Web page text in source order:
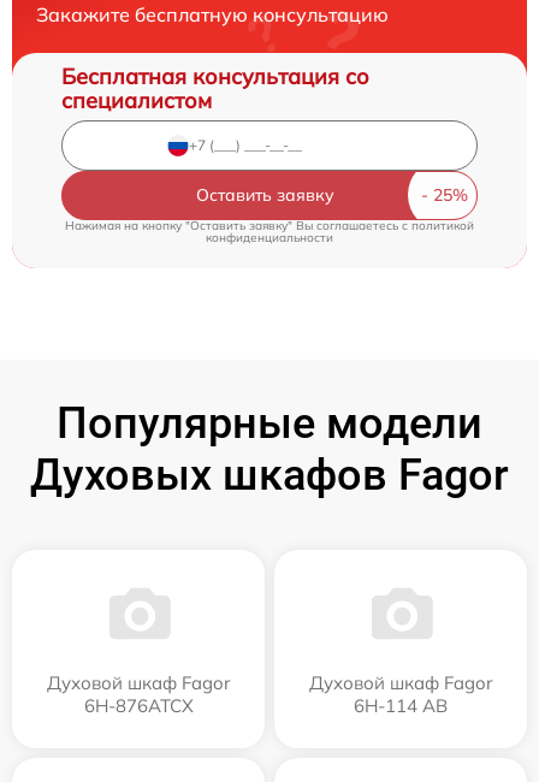
Закажите бесплатную консультацию
Бесплатная консультация со
специалистом
Оставить заявку
Нажимая на кнопку "Оставить заявку" Вы соглашаетесь cполитикой
конфиденциальности
Популярные модели
Духовых шкафов Fagor
Духовой шкаф Fagor
6H-876ATCX
Духовой шкаф Fagor
6H-114 AB